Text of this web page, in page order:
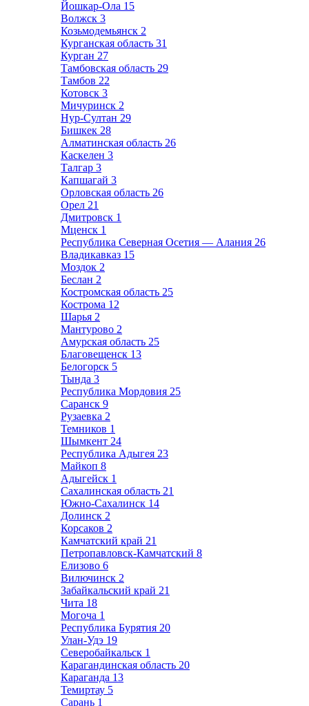
Йошкар-Ола 15
Волжск 3
Козьмодемьянск 2
Курганская область 31
Курган 27
Тамбовская область 29
Тамбов 22
Котовск 3
Мичуринск 2
Нур-Султан 29
Бишкек 28
Алматинская область 26
Каскелен 3
Талгар 3
Капшагай 3
Орловская область 26
Орел 21
Дмитровск 1
Мценск 1
Республика Северная Осетия — Алания 26
Владикавказ 15
Моздок 2
Беслан 2
Костромская область 25
Кострома 12
Шарья 2
Мантурово 2
Амурская область 25
Благовещенск 13
Белогорск 5
Тында 3
Республика Мордовия 25
Саранск 9
Рузаевка 2
Темников 1
Шымкент 24
Республика Адыгея 23
Майкоп 8
Адыгейск 1
Сахалинская область 21
Южно-Сахалинск 14
Долинск 2
Корсаков 2
Камчатский край 21
Петропавловск-Камчатский 8
Елизово 6
Вилючинск 2
Забайкальский край 21
Чита 18
Могоча 1
Республика Бурятия 20
Улан-Удэ 19
Северобайкальск 1
Карагандинская область 20
Караганда 13
Темиртау 5
Сарань 1